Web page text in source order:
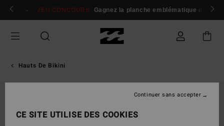
Passer
Se connecter / s'inscrire
JEU CONCOURS Gagnez la planche emblématique d'Andy
Hauts De Bikini
CE SITE UTILISE DES COOKIES
Continuer sans accepter